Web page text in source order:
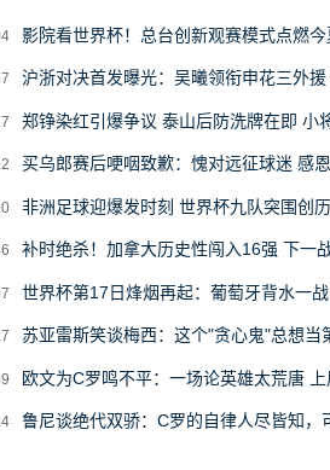
影院看世界杯！总台创新观赛模式点燃
沪浙对决首发曝光：吴曦领衔申花三外
郑铮染红引爆争议 泰山后防洗牌在即 小
买乌郎赛后哽咽致歉：愧对远征球迷 感
非洲足球迎爆发时刻 世界杯九队突围创
补时绝杀！加拿大历史性闯入16强 下一
世界杯第17日烽烟再起：葡萄牙背水一
苏亚雷斯笑谈梅西：这个"贪心鬼"总想当
欧文为C罗鸣不平：一场论英雄太荒唐
鲁尼谈绝代双骄：C罗的自律人尽皆知，